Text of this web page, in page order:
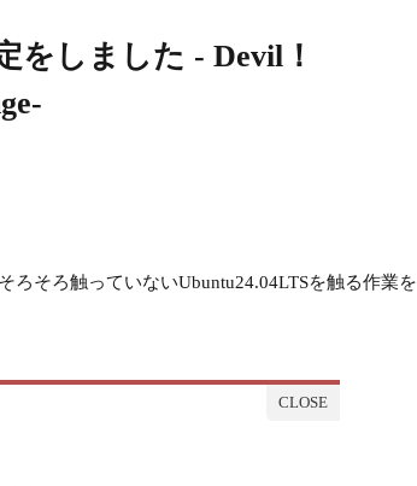
をしました - Devil！
そろ触っていないUbuntu24.04LTSを触る作業を